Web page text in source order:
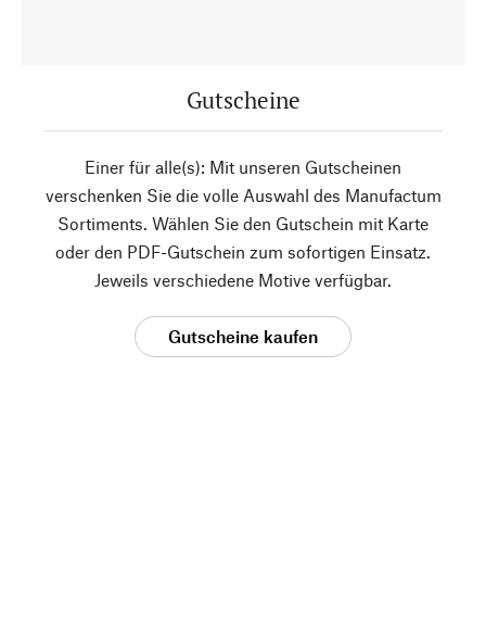
Gutscheine
Einer für alle(s): Mit unseren Gutscheinen
verschenken Sie die volle Auswahl des Manufactum
Sortiments. Wählen Sie den Gutschein mit Karte
oder den PDF-Gutschein zum sofortigen Einsatz.
Jeweils verschiedene Motive verfügbar.
Gutscheine kaufen